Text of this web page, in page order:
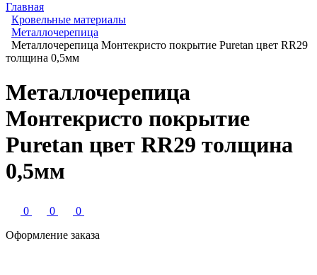
Главная
Кровельные материалы
Металлочерепица
Металлочерепица Монтекристо покрытие Puretan цвет RR29
толщина 0,5мм
Металлочерепица
Монтекристо покрытие
Puretan цвет RR29 толщина
0,5мм
0 0
0
Оформление заказа